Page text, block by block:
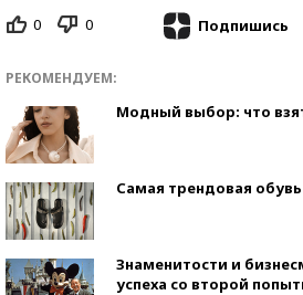
0 0 Подпишись
РЕКОМЕНДУЕМ:
Модный выбор: что
Самая трендовая обувь
Знаменитости и
успеха со второй